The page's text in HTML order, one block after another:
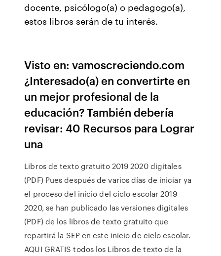
docente, psicólogo(a) o pedagogo(a),
estos libros serán de tu interés.
Visto en: vamoscreciendo.com
¿Interesado(a) en convertirte en
un mejor profesional de la
educación? También debería
revisar: 40 Recursos para Lograr
una
Libros de texto gratuito 2019 2020 digitales
(PDF) Pues después de varios días de iniciar ya
el proceso del inicio del ciclo escolar 2019
2020, se han publicado las versiones digitales
(PDF) de los libros de texto gratuito que
repartirá la SEP en este inicio de ciclo escolar.
AQUI GRATIS todos los Libros de texto de la